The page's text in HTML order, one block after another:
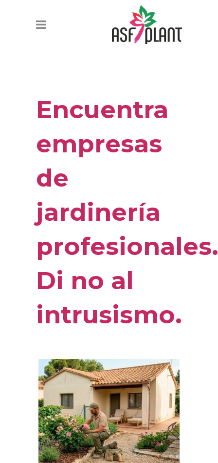
Encuentra
empresas
de
jardinería
profesionales.
Di no al
intrusismo.